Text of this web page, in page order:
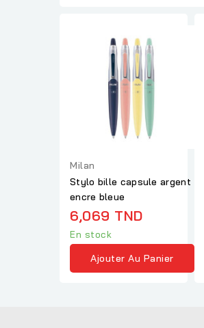
Milan
Stylo bille capsule argent
encre bleue
6,069 TND
En stock
Ajouter Au Panier